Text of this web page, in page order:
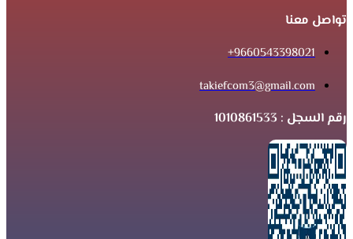
تواصل معنا
9660543398021+
takiefcom3@gmail.com
رقم السجل : 1010861533